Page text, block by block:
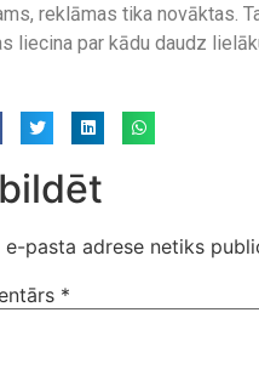
reklāmas tika novāktas.
liecina par kādu daudz
e-pasta adrese netiks
*